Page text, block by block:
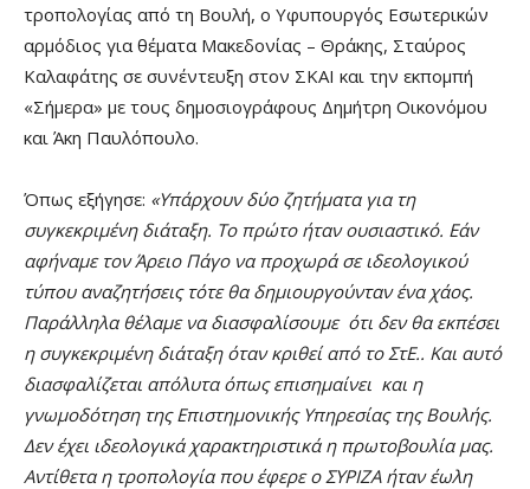
τροπολογίας από τη Βουλή, ο Υφυπουργός Εσωτερικών
αρμόδιος για θέματα Μακεδονίας – Θράκης, Σταύρος
Καλαφάτης σε συνέντευξη στον ΣΚΑΙ και την εκπομπή
«Σήμερα» με τους δημοσιογράφους Δημήτρη Οικονόμου
και Άκη Παυλόπουλο.
Όπως εξήγησε: «Υπάρχουν δύο ζητήματα για τη
συγκεκριμένη διάταξη. Το πρώτο ήταν ουσιαστικό. Εάν
αφήναμε τον Άρειο Πάγο να προχωρά σε ιδεολογικού
τύπου αναζητήσεις τότε θα δημιουργούνταν ένα χάος.
Παράλληλα θέλαμε να διασφαλίσουμε ότι δεν θα εκπέσει
η συγκεκριμένη διάταξη όταν κριθεί από το ΣτΕ.. Και αυτό
διασφαλίζεται απόλυτα όπως επισημαίνει και η
γνωμοδότηση της Επιστημονικής Υπηρεσίας της Βουλής.
Δεν έχει ιδεολογικά χαρακτηριστικά η πρωτοβουλία μας.
Αντίθετα η τροπολογία που έφερε ο ΣΥΡΙΖΑ ήταν έωλη